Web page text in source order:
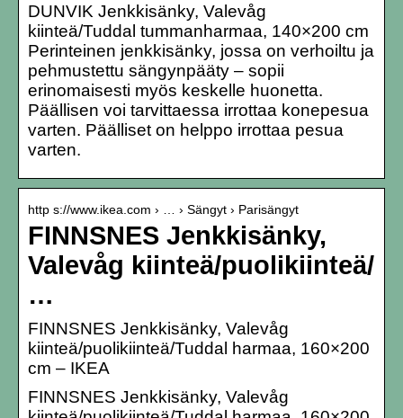
DUNVIK Jenkkisänky, Valevåg
kiinteä/Tuddal tummanharmaa, 140×200 cm
Perinteinen jenkkisänky, jossa on verhoiltu ja
pehmustettu sängynpääty – sopii
erinomaisesti myös keskelle huonetta.
Päällisen voi tarvittaessa irrottaa konepesua
varten. Päälliset on helppo irrottaa pesua
varten.
http s://www.ikea.com › … › Sängyt › Parisängyt
FINNSNES Jenkkisänky,
Valevåg kiinteä/puolikiinteä/
…
FINNSNES Jenkkisänky, Valevåg
kiinteä/puolikiinteä/Tuddal harmaa, 160×200
cm – IKEA
FINNSNES Jenkkisänky, Valevåg